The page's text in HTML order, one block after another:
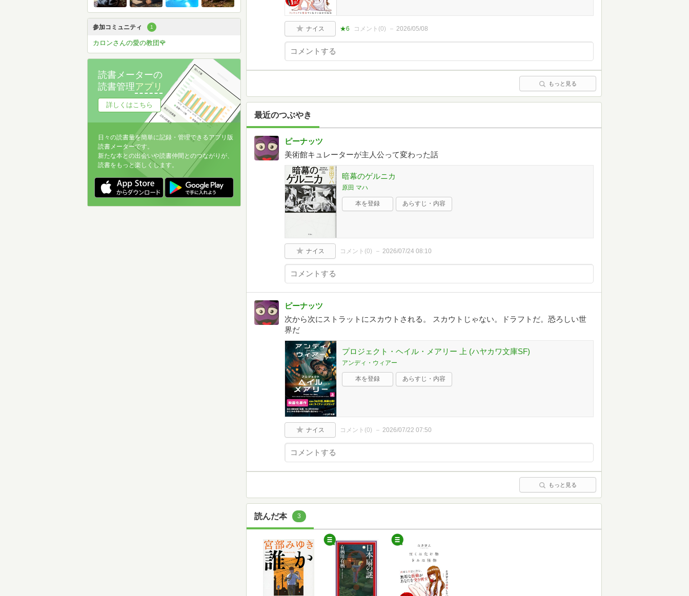
ナイス ★6 コメント(0) 2026/05/08
もっと見る
最近のつぶやき
ピーナッツ
美術館キュレーターが主人公って変わった話
暗幕のゲルニカ
原田 マハ
本を登録 あらすじ・内容
ナイス コメント(0) 2026/07/24 08:10
ピーナッツ
次から次にストラットにスカウトされる。 スカウトじゃない。ドラフトだ。恐ろしい世
界だ
プロジェクト・ヘイル・メアリー 上 (ハヤカワ文庫SF)
アンディ・ウィアー
本を登録 あらすじ・内容
ナイス コメント(0) 2026/07/22 07:50
もっと見る
読んだ本 3
参加コミュニティ 1
カロンさんの愛の教団🌹
読書メーターの
読書管理アプリ
詳しくはこちら
日々の読書量を簡単に記録・管理できるアプリ版
読書メーターです。
新たな本との出会いや読書仲間とのつながりが、
読書をもっと楽しくします。